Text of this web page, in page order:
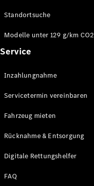
Standortsuche
Modelle unter 129 g/km CO2
Service
Inzahlungnahme
Servicetermin vereinbaren
Fahrzeug mieten
Rücknahme & Entsorgung
Digitale Rettungshelfer
FAQ